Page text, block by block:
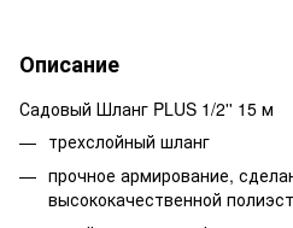
Описание
Садовый Шланг PLUS 1/2'' 15 м
трехслойный шланг
прочное армирование,
высококачественной